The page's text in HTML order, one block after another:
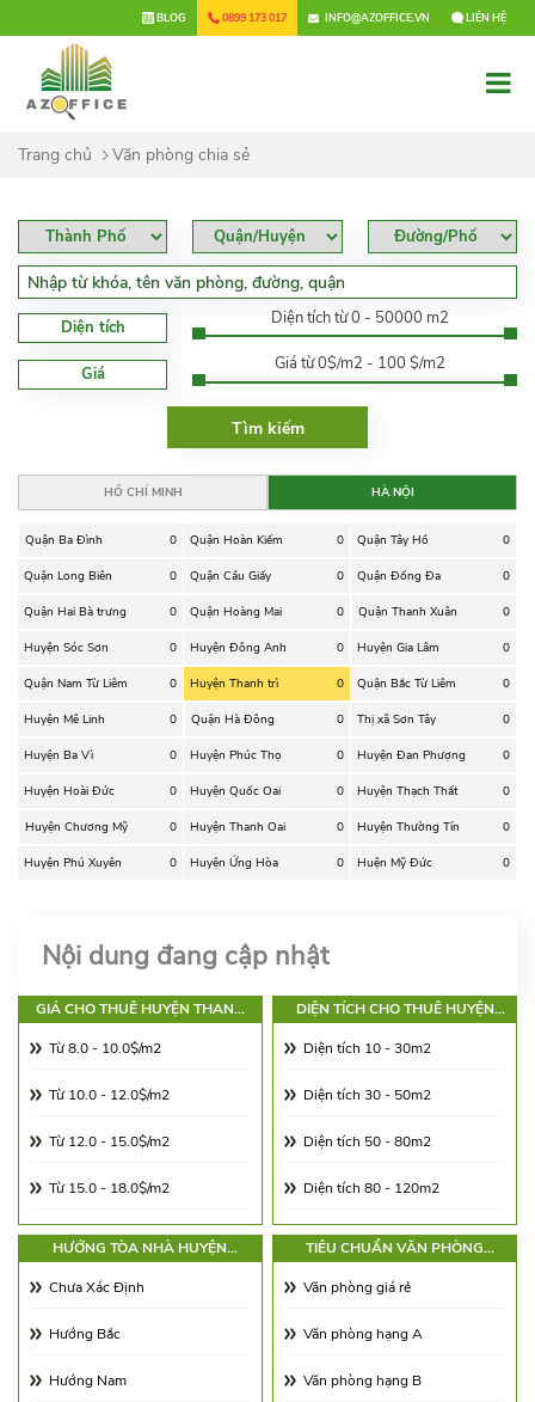
BLOG 0899 173 017 INFO@AZOFFICE.VN LIÊN HỆ×
Trang chủ Văn phòng chia sẻ
Diện tích Diện tích từ 0 - 50000 m2
Giá Giá từ 0$/m2 - 100 $/m2
HỒ CHÍ MINH HÀ NỘI
Quận Ba Đình 0 Quận Hoàn Kiếm 0 Quận Tây Hồ 0
Quận Long Biên 0 Quận Cầu Giấy 0 Quận Đống Đa 0
Quận Hai Bà trưng 0 Quận Hoàng Mai 0 Quận Thanh Xuân 0
Huyện Sóc Sơn 0 Huyện Đông Anh 0 Huyện Gia Lâm 0
Quận Nam Từ Liêm 0 Huyện Thanh trì 0 Quận Bắc Từ Liêm 0
Huyện Mê Linh 0 Quận Hà Đông 0 Thị xã Sơn Tây 0
Huyện Ba Vì 0 Huyện Phúc Thọ 0 Huyện Đan Phượng 0
Huyện Hoài Đức 0 Huyện Quốc Oai 0 Huyện Thạch Thất 0
Huyện Chương Mỹ 0 Huyện Thanh Oai 0 Huyện Thường Tín 0
Huyện Phú Xuyên 0 Huyện Ứng Hòa 0 Huện Mỹ Đức 0
Nội dung đang cập nhật
GIÁ CHO THUÊ HUYỆN THANH
Từ 8.0 - 10.0$/m2
Từ 10.0 - 12.0$/m2
Từ 12.0 - 15.0$/m2
Từ 15.0 - 18.0$/m2
Từ 18.0 - 21.0$/m2
Từ 21.0 - 25.0$/m2
Từ 25.0 - 30.0$/m2
Từ 30.0 - 65.0$/m2
DIỆN TÍCH CHO THUÊ HUYỆN
Diện tích 10 - 30m2
Diện tích 30 - 50m2
Diện tích 50 - 80m2
Diện tích 80 - 120m2
Diện tích 120 - 180m2
Diện tích 180 - 250m2
Diện tích 250 - 350m2
Diện tích 350 - 500m2
HƯỚNG TÒA NHÀ HUYỆN
Chưa Xác Định
Hướng Bắc
Hướng Nam
TIÊU CHUẨN VĂN PHÒNG
Văn phòng giá rẻ
Văn phòng hạng A
Văn phòng hạng B